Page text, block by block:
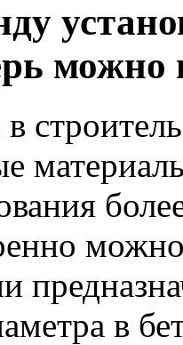
можно
в